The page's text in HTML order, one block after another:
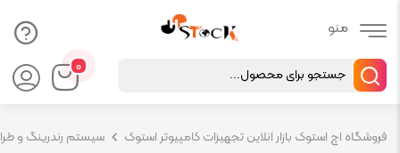
۰
Products
search
فروشگاه اچ استوک بازار انلاین تجهیزات کامپیوتر استوک سیستم رندرینگ و طراحی